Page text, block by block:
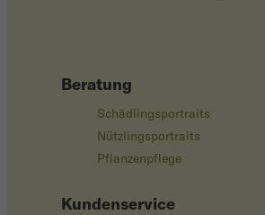
Beratung
Schädlingsportraits
Nützlingsportraits
Pflanzenpflege
Kundenservice